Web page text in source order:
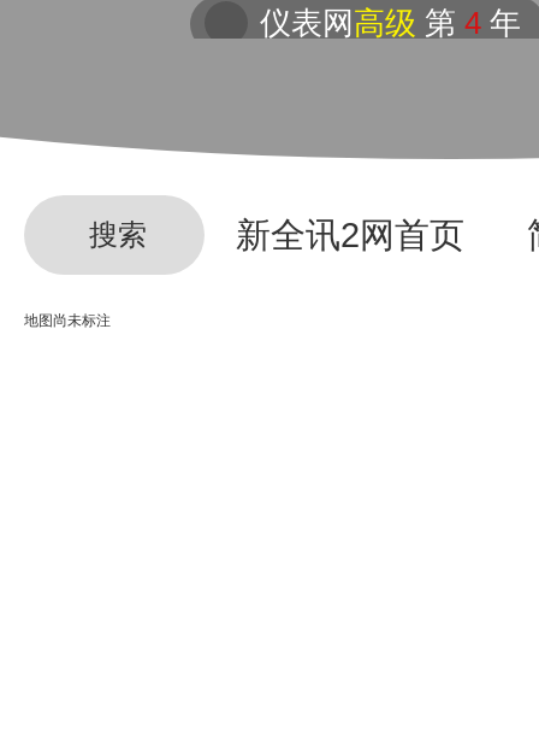
仪表网高级 第 4年
搜索 新全讯2网首页
地图尚未标注